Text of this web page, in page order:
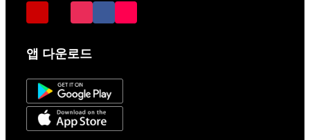
앱 다운로드